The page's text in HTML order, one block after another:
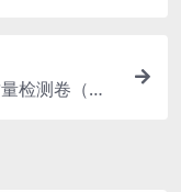
检测卷（名